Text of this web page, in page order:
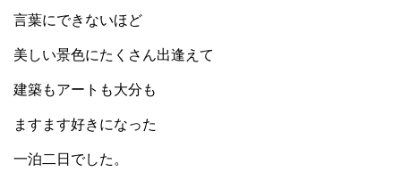
言葉にできないほど
美しい景色にたくさん出逢えて
建築もアートも大分も
ますます好きになった
一泊二日でした。